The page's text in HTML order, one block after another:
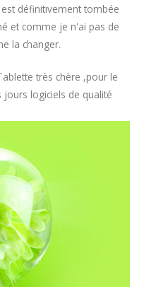
définitivement tombée
et comme je n'ai pas de
la changer.
très chère ,pour le
logiciels de qualité